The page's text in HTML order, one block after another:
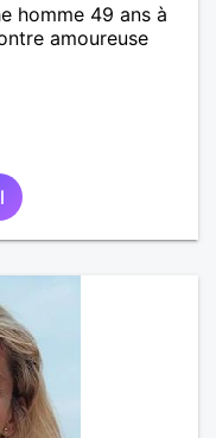
homme 49 ans à
amoureuse